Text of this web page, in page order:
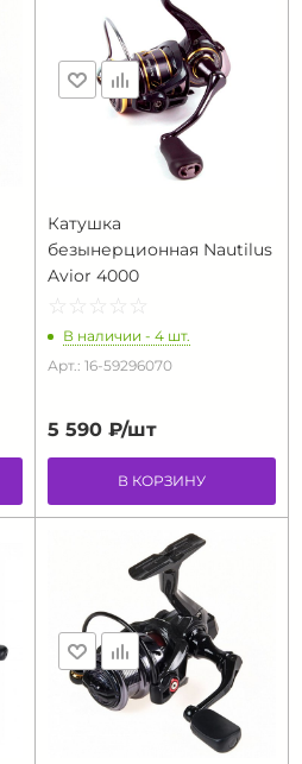
Катушка
безынерционная Nautilus
Avior 4000
☆ ☆ ☆ ☆ ☆
★ ★ ★ ★ ★
В наличии - 4 шт.
Арт.: 16-59296070
5 590 ₽/шт
В КОРЗИНУ